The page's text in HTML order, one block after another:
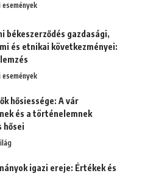
békeszerződés gazdasági,
és etnikai következményei:
hősiessége: A vár
és a történelemnek
hősei
igazi ereje: Értékek és